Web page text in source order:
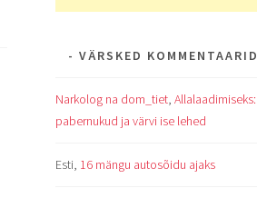
VÄRSKED KOMMENTAARID
Narkolog na dom_tiet, Allalaadimiseks:
pabernukud ja värvi ise lehed
Esti, 16 mängu autosõidu ajaks